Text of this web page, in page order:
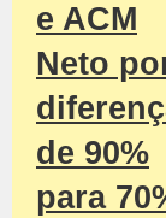
e ACM
Neto
de 90%
para